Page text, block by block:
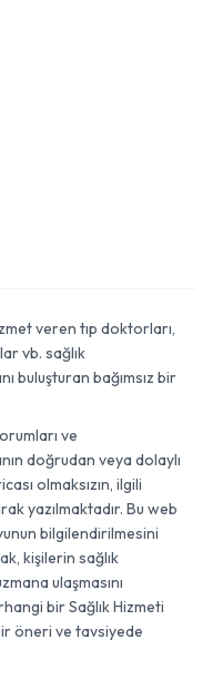
veren tıp doktorları,
vb. sağlık
buluşturan bağımsız bir
ve
doğrudan veya dolaylı
olmaksızın, ilgili
yazılmaktadır. Bu web
bilgilendirilmesini
kişilerin sağlık
ulaşmasını
bir Sağlık Hizmeti
öneri ve tavsiyede